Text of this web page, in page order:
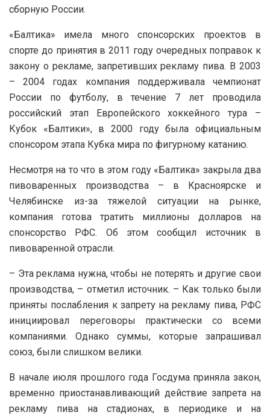
сборную России.
«Балтика» имела много спонсорских проектов в
спорте до принятия в 2011 году очередных поправок к
закону о рекламе, запретивших рекламу пива. В 2003
– 2004 годах компания поддерживала чемпионат
России по футболу, в течение 7 лет проводила
российский этап Европейского хоккейного тура –
Кубок «Балтики», в 2000 году была официальным
спонсором этапа Кубка мира по фигурному катанию.
Несмотря на то что в этом году «Балтика» закрыла два
пивоваренных производства – в Красноярске и
Челябинске из-за тяжелой ситуации на рынке,
компания готова тратить миллионы долларов на
спонсорство РФС. Об этом сообщил источник в
пивоваренной отрасли.
– Эта реклама нужна, чтобы не потерять и другие свои
производства, – отметил источник. – Как только были
приняты послабления к запрету на рекламу пива, РФС
инициировал переговоры практически со всеми
компаниями. Однако суммы, которые запрашивал
союз, были слишком велики.
В начале июля прошлого года Госдума приняла закон,
временно приостанавливающий действие запрета на
рекламу пива на стадионах, в периодике и на